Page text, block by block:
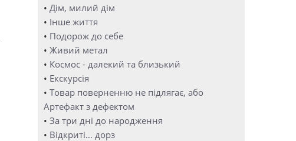
• Дім, милий дім
• Інше життя
• Подорож до себе
• Живий метал
• Космос - далекий та близький
• Екскурсія
• Товар поверненню не підлягає, або
Артефакт з дефектом
• За три дні до народження
• Відкриті… дорз